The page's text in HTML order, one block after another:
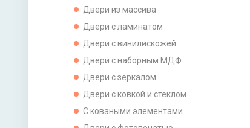
Двери из массива
Двери с ламинатом
Двери с винилискожей
Двери с наборным МДФ
Двери с зеркалом
Двери с ковкой и стеклом
С коваными элементами